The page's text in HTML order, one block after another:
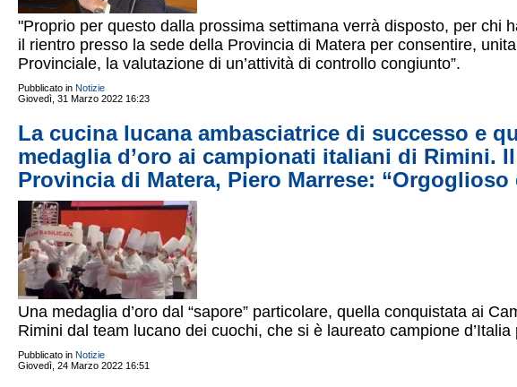
"Proprio per questo dalla prossima settimana verrà disposto, per chi
il rientro presso la sede della Provincia di Matera per consentire,
Provinciale, la valutazione di un’attività di controllo congiunto”.
Pubblicato in Notizie
Giovedì, 31 Marzo 2022 16:23
La cucina lucana ambasciatrice di successo e
medaglia d’oro ai campionati italiani di Rimini.
Provincia di Matera, Piero Marrese:
Una medaglia d’oro dal “sapore” particolare, quella conquistata ai
Rimini dal team lucano dei cuochi, che si è laureato campione
Pubblicato in Notizie
Giovedì, 24 Marzo 2022 16:51